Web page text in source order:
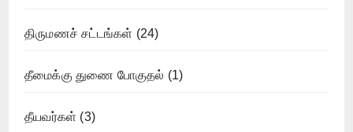
திருமணச் சட்டங்கள் (24)
தீமைக்கு துணை போகுதல் (1)
தீயவர்கள் (3)